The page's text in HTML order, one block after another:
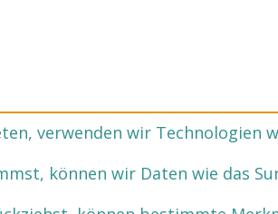
verwenden wir
können wir Daten wie das